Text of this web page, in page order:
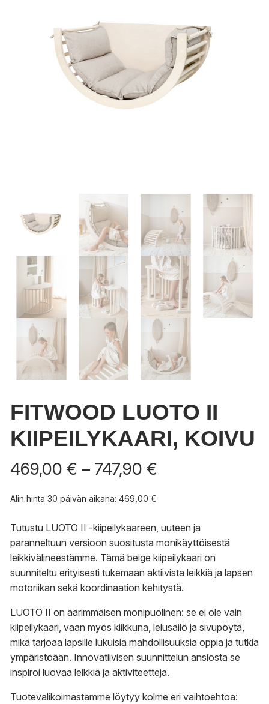
FITWOOD LUOTO II
KIIPEILYKAARI, KOIVU
469,00 € – 747,90 €
Alin hinta 30 päivän aikana: 469,00 €
Tutustu LUOTO II -kiipeilykaareen, uuteen ja
paranneltuun versioon suositusta monikäyttöisestä
leikkivälineestämme. Tämä beige kiipeilykaari on
suunniteltu erityisesti tukemaan aktiivista leikkiä ja lapsen
motoriikan sekä koordinaation kehitystä.
LUOTO II on äärimmäisen monipuolinen: se ei ole vain
kiipeilykaari, vaan myös kiikkuna, lelusäilö ja sivupöytä,
mikä tarjoaa lapsille lukuisia mahdollisuuksia oppia ja tutkia
ympäristöään. Innovatiivisen suunnittelun ansiosta se
inspiroi luovaa leikkiä ja aktiviteetteja.
Tuotevalikoimastamme löytyy kolme eri vaihtoehtoa: